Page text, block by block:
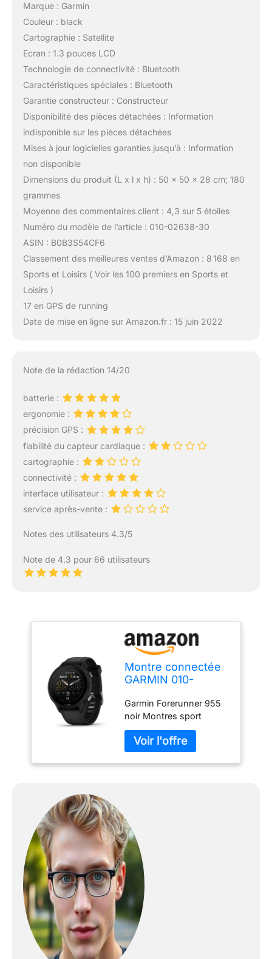
Marque : Garmin
Couleur : black
Cartographie : Satellite
Ecran : 1.3 pouces LCD
Technologie de connectivité : Bluetooth
Caractéristiques spéciales : Bluetooth
Garantie constructeur : Constructeur
Disponibilité des pièces détachées : Information
indisponible sur les pièces détachées
Mises à jour logicielles garanties jusqu’à : Information
non disponible
Dimensions du produit (L x l x h) : 50 x 50 x 28 cm; 180
grammes
Moyenne des commentaires client : 4,3 sur 5 étoiles
Numéro du modèle de l’article : 010-02638-30
ASIN : B0B3S54CF6
Classement des meilleures ventes d’Amazon : 8 168 en
Sports et Loisirs ( Voir les 100 premiers en Sports et
Loisirs )
17 en GPS de running
Date de mise en ligne sur Amazon.fr : 15 juin 2022
Note de la rédaction 14/20
batterie :
ergonomie :
précision GPS :
fiabilité du capteur cardiaque :
cartographie :
connectivité :
interface utilisateur :
service après-vente :
Notes des utilisateurs 4.3/5
Note de 4.3 pour 66 utilisateurs
Montre connectée
GARMIN 010-
Garmin Forerunner 955
noir Montres sport